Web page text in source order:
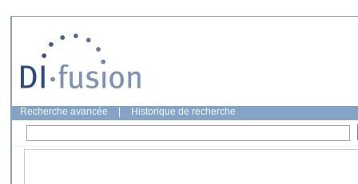
Recherche avancée Historique de recherche